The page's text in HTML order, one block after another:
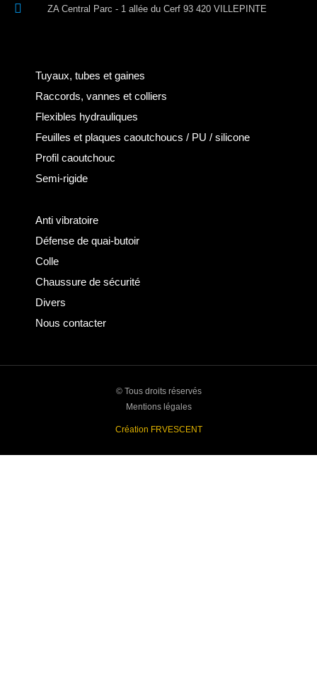
ZA Central Parc - 1 allée du Cerf 93 420 VILLEPINTE
Tuyaux, tubes et gaines
Raccords, vannes et colliers
Flexibles hydrauliques
Feuilles et plaques caoutchoucs / PU / silicone
Profil caoutchouc
Semi-rigide
Anti vibratoire
Défense de quai-butoir
Colle
Chaussure de sécurité
Divers
Nous contacter
© Tous droits réservés
Mentions légales
Création FRVESCENT